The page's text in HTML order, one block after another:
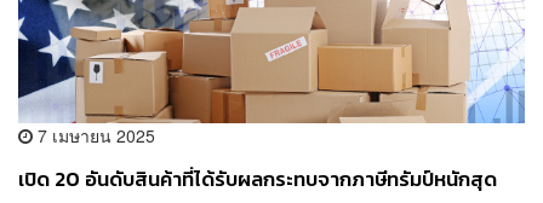
7 เมษายน 2025
เปิด 20 อันดับสินค้าที่ได้รับผลกระทบจากภาษีทรัมป์หนักสุด